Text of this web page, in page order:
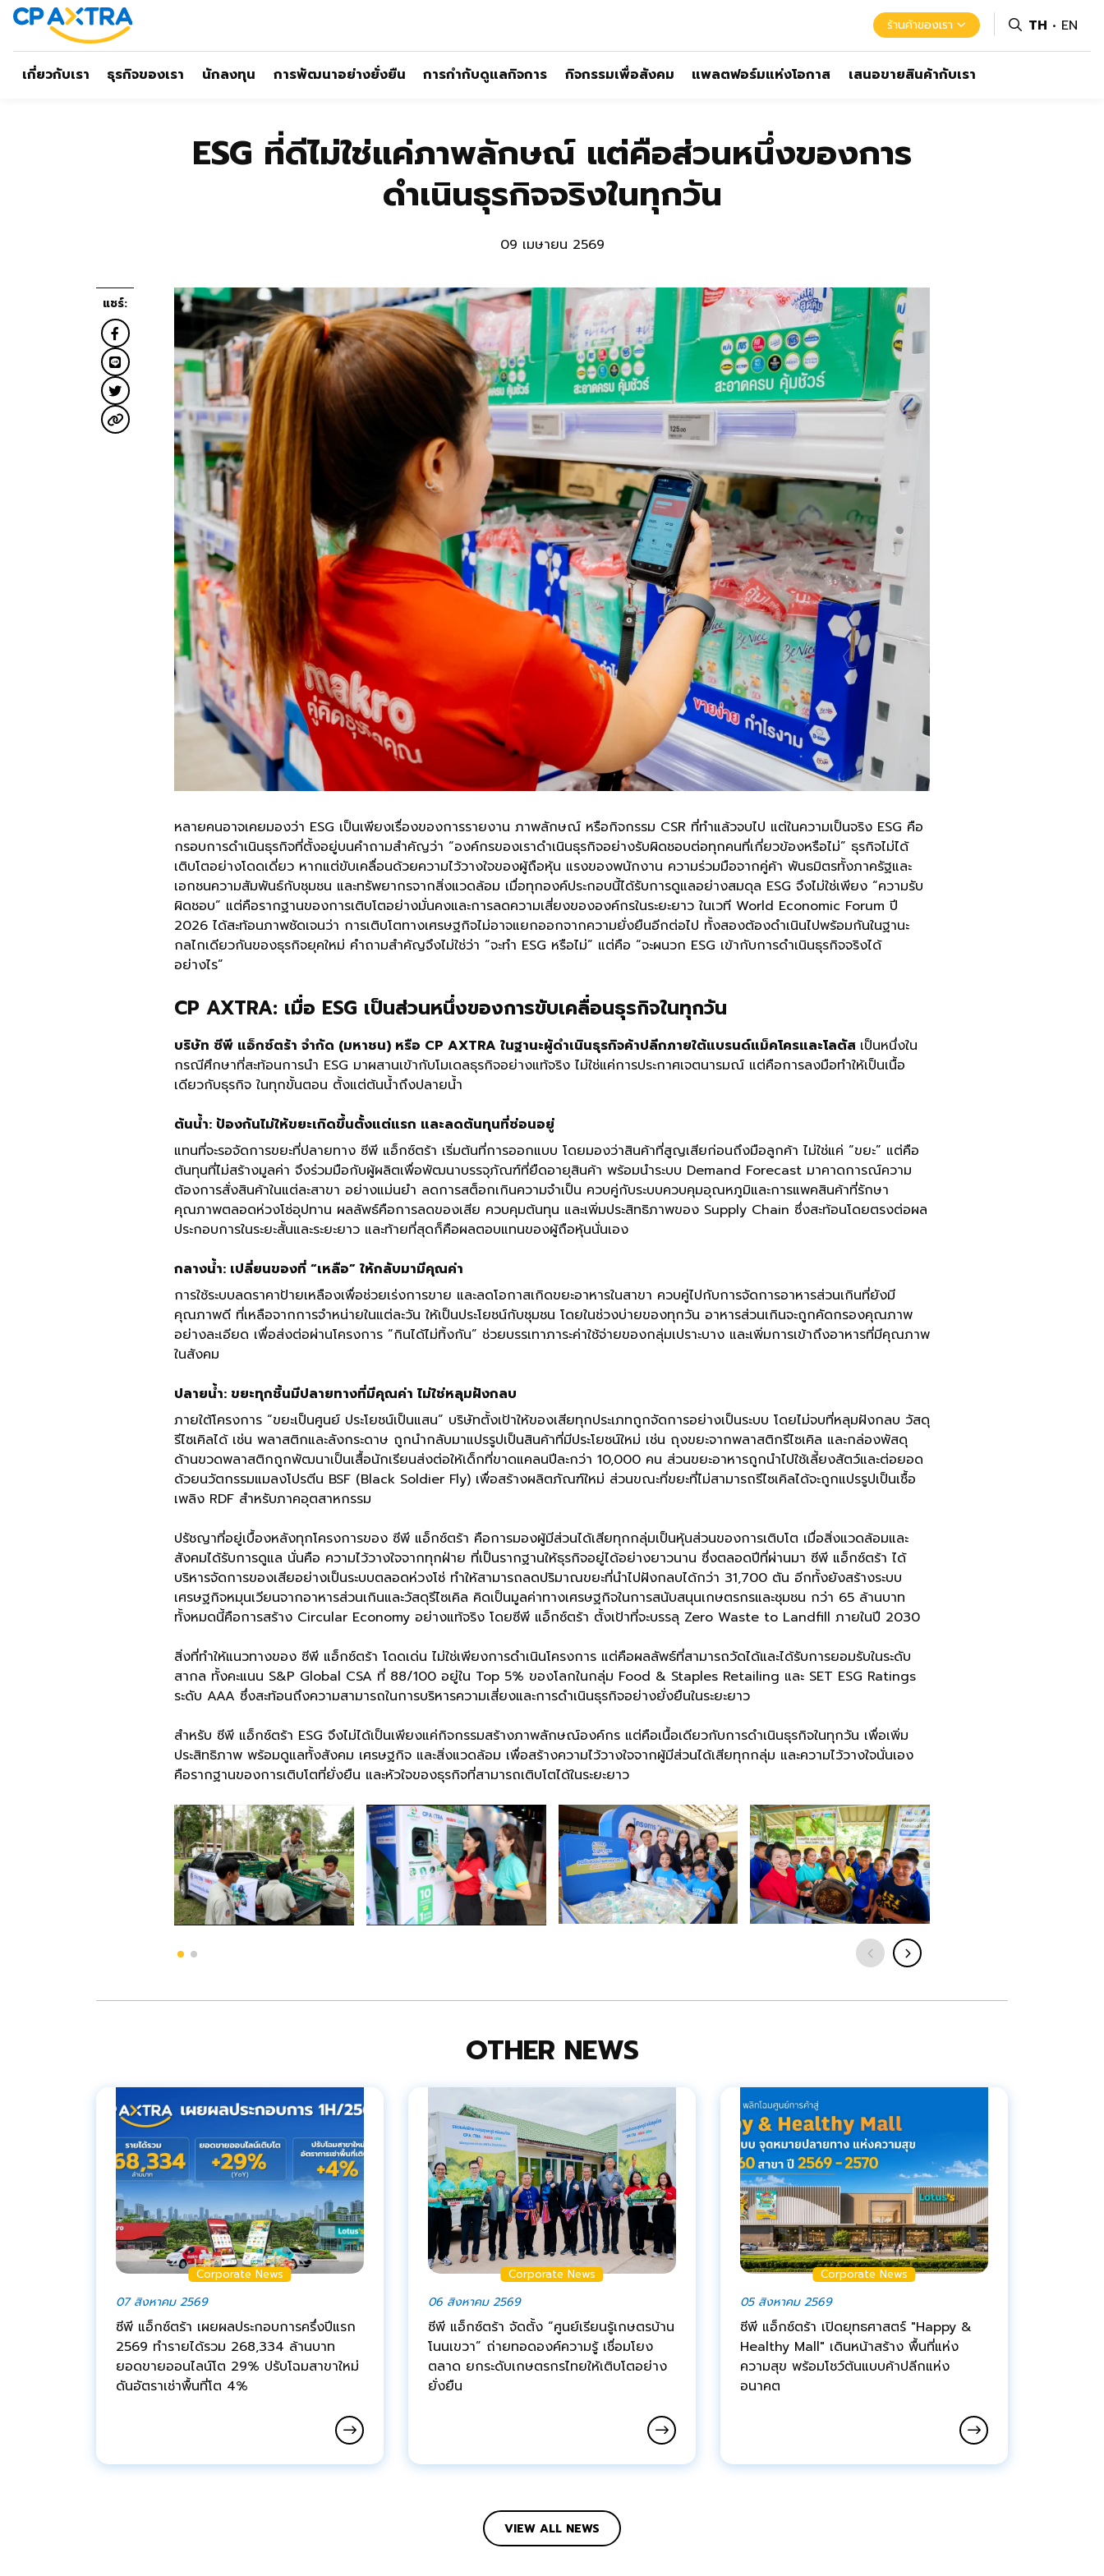
เกี่ยวกับเรา ธุรกิจของเรา นักลงทุน การพัฒนาอย่างยั่งยืน การกำกับดูแลกิจการ กิจกรรมเพื่อสังคม แพลตฟอร์มแห่งโอกาส เสนอขายสินค้ากับเรา
ร้านค้าของเรา TH EN
ESG ที่ดีไม่ใช่แค่ภาพลักษณ์ แต่คือส่วนหนึ่งของการ
ดำเนินธุรกิจจริงในทุกวัน
09 เมษายน 2569
หลายคนอาจเคยมองว่า ESG เป็นเพียงเรื่องของการรายงาน ภาพลักษณ์ หรือกิจกรรม CSR ที่ทำแล้วจบไป แต่ในความเป็นจริง ESG คือ
กรอบการดำเนินธุรกิจที่ตั้งอยู่บนคำถามสำคัญว่า “องค์กรของเราดำเนินธุรกิจอย่างรับผิดชอบต่อทุกคนที่เกี่ยวข้องหรือไม่” ธุรกิจไม่ได้
เติบโตอย่างโดดเดี่ยว หากแต่ขับเคลื่อนด้วยความไว้วางใจของผู้ถือหุ้น แรงของพนักงาน ความร่วมมือจากคู่ค้า พันธมิตรทั้งภาครัฐและ
เอกชนความสัมพันธ์กับชุมชน และทรัพยากรจากสิ่งแวดล้อม เมื่อทุกองค์ประกอบนี้ได้รับการดูแลอย่างสมดุล ESG จึงไม่ใช่เพียง “ความรับ
ผิดชอบ” แต่คือรากฐานของการเติบโตอย่างมั่นคงและการลดความเสี่ยงขององค์กรในระยะยาว ในเวที World Economic Forum ปี
2026 ได้สะท้อนภาพชัดเจนว่า การเติบโตทางเศรษฐกิจไม่อาจแยกออกจากความยั่งยืนอีกต่อไป ทั้งสองต้องดำเนินไปพร้อมกันในฐานะ
กลไกเดียวกันของธุรกิจยุคใหม่ คำถามสำคัญจึงไม่ใช่ว่า “จะทำ ESG หรือไม่” แต่คือ “จะผนวก ESG เข้ากับการดำเนินธุรกิจจริงได้
อย่างไร”
CP AXTRA: เมื่อ ESG เป็นส่วนหนึ่งของการขับเคลื่อนธุรกิจในทุกวัน
บริษัท ซีพี แอ็กซ์ตร้า จำกัด (มหาชน) หรือ CP AXTRA ในฐานะผู้ดำเนินธุรกิจค้าปลีกภายใต้แบรนด์แม็คโครและโลตัส เป็นหนึ่งใน
กรณีศึกษาที่สะท้อนการนำ ESG มาผสานเข้ากับโมเดลธุรกิจอย่างแท้จริง ไม่ใช่แค่การประกาศเจตนารมณ์ แต่คือการลงมือทำให้เป็นเนื้อ
เดียวกับธุรกิจ ในทุกขั้นตอน ตั้งแต่ต้นน้ำถึงปลายน้ำ
ต้นน้ำ: ป้องกันไม่ให้ขยะเกิดขึ้นตั้งแต่แรก และลดต้นทุนที่ซ่อนอยู่
แทนที่จะรอจัดการขยะที่ปลายทาง ซีพี แอ็กซ์ตร้า เริ่มต้นที่การออกแบบ โดยมองว่าสินค้าที่สูญเสียก่อนถึงมือลูกค้า ไม่ใช่แค่ “ขยะ” แต่คือ
ต้นทุนที่ไม่สร้างมูลค่า จึงร่วมมือกับผู้ผลิตเพื่อพัฒนาบรรจุภัณฑ์ที่ยืดอายุสินค้า พร้อมนำระบบ Demand Forecast มาคาดการณ์ความ
ต้องการสั่งสินค้าในแต่ละสาขา อย่างแม่นยำ ลดการสต็อกเกินความจำเป็น ควบคู่กับระบบควบคุมอุณหภูมิและการแพคสินค้าที่รักษา
คุณภาพตลอดห่วงโซ่อุปทาน ผลลัพธ์คือการลดของเสีย ควบคุมต้นทุน และเพิ่มประสิทธิภาพของ Supply Chain ซึ่งสะท้อนโดยตรงต่อผล
ประกอบการในระยะสั้นและระยะยาว และท้ายที่สุดก็คือผลตอบแทนของผู้ถือหุ้นนั่นเอง
กลางน้ำ: เปลี่ยนของที่ “เหลือ” ให้กลับมามีคุณค่า
การใช้ระบบลดราคาป้ายเหลืองเพื่อช่วยเร่งการขาย และลดโอกาสเกิดขยะอาหารในสาขา ควบคู่ไปกับการจัดการอาหารส่วนเกินที่ยังมี
คุณภาพดี ที่เหลือจากการจำหน่ายในแต่ละวัน ให้เป็นประโยชน์กับชุมชน โดยในช่วงบ่ายของทุกวัน อาหารส่วนเกินจะถูกคัดกรองคุณภาพ
อย่างละเอียด เพื่อส่งต่อผ่านโครงการ “กินได้ไม่ทิ้งกัน” ช่วยบรรเทาภาระค่าใช้จ่ายของกลุ่มเปราะบาง และเพิ่มการเข้าถึงอาหารที่มีคุณภาพ
ในสังคม
ปลายน้ำ: ขยะทุกชิ้นมีปลายทางที่มีคุณค่า ไม่ใช่หลุมฝังกลบ
ภายใต้โครงการ “ขยะเป็นศูนย์ ประโยชน์เป็นแสน” บริษัทตั้งเป้าให้ของเสียทุกประเภทถูกจัดการอย่างเป็นระบบ โดยไม่จบที่หลุมฝังกลบ วัสดุ
รีไซเคิลได้ เช่น พลาสติกและลังกระดาษ ถูกนำกลับมาแปรรูปเป็นสินค้าที่มีประโยชน์ใหม่ เช่น ถุงขยะจากพลาสติกรีไซเคิล และกล่องพัสดุ
ด้านขวดพลาสติกถูกพัฒนาเป็นเสื้อนักเรียนส่งต่อให้เด็กที่ขาดแคลนปีละกว่า 10,000 คน ส่วนขยะอาหารถูกนำไปใช้เลี้ยงสัตว์และต่อยอด
ด้วยนวัตกรรมแมลงโปรตีน BSF (Black Soldier Fly) เพื่อสร้างผลิตภัณฑ์ใหม่ ส่วนขณะที่ขยะที่ไม่สามารถรีไซเคิลได้จะถูกแปรรูปเป็นเชื้อ
เพลิง RDF สำหรับภาคอุตสาหกรรม
ปรัชญาที่อยู่เบื้องหลังทุกโครงการของ ซีพี แอ็กซ์ตร้า คือการมองผู้มีส่วนได้เสียทุกกลุ่มเป็นหุ้นส่วนของการเติบโต เมื่อสิ่งแวดล้อมและ
สังคมได้รับการดูแล นั่นคือ ความไว้วางใจจากทุกฝ่าย ที่เป็นรากฐานให้ธุรกิจอยู่ได้อย่างยาวนาน ซึ่งตลอดปีที่ผ่านมา ซีพี แอ็กซ์ตร้า ได้
บริหารจัดการของเสียอย่างเป็นระบบตลอดห่วงโซ่ ทำให้สามารถลดปริมาณขยะที่นำไปฝังกลบได้กว่า 31,700 ตัน อีกทั้งยังสร้างระบบ
เศรษฐกิจหมุนเวียนจากอาหารส่วนเกินและวัสดุรีไซเคิล คิดเป็นมูลค่าทางเศรษฐกิจในการสนับสนุนเกษตรกรและชุมชน กว่า 65 ล้านบาท
ทั้งหมดนี้คือการสร้าง Circular Economy อย่างแท้จริง โดยซีพี แอ็กซ์ตร้า ตั้งเป้าที่จะบรรลุ Zero Waste to Landfill ภายในปี 2030
สิ่งที่ทำให้แนวทางของ ซีพี แอ็กซ์ตร้า โดดเด่น ไม่ใช่เพียงการดำเนินโครงการ แต่คือผลลัพธ์ที่สามารถวัดได้และได้รับการยอมรับในระดับ
สากล ทั้งคะแนน S&P Global CSA ที่ 88/100 อยู่ใน Top 5% ของโลกในกลุ่ม Food & Staples Retailing และ SET ESG Ratings
ระดับ AAA ซึ่งสะท้อนถึงความสามารถในการบริหารความเสี่ยงและการดำเนินธุรกิจอย่างยั่งยืนในระยะยาว
สำหรับ ซีพี แอ็กซ์ตร้า ESG จึงไม่ได้เป็นเพียงแค่กิจกรรมสร้างภาพลักษณ์องค์กร แต่คือเนื้อเดียวกับการดำเนินธุรกิจในทุกวัน เพื่อเพิ่ม
ประสิทธิภาพ พร้อมดูแลทั้งสังคม เศรษฐกิจ และสิ่งแวดล้อม เพื่อสร้างความไว้วางใจจากผู้มีส่วนได้เสียทุกกลุ่ม และความไว้วางใจนั่นเอง
คือรากฐานของการเติบโตที่ยั่งยืน และหัวใจของธุรกิจที่สามารถเติบโตได้ในระยะยาว
แชร์:
OTHER NEWS
Corporate News
07 สิงหาคม 2569
ซีพี แอ็กซ์ตร้า เผยผลประกอบการครึ่งปีแรก
2569 ทำรายได้รวม 268,334 ล้านบาท
ยอดขายออนไลน์โต 29% ปรับโฉมสาขาใหม่
ดันอัตราเช่าพื้นที่โต 4%
Corporate News
06 สิงหาคม 2569
ซีพี แอ็กซ์ตร้า จัดตั้ง “ศูนย์เรียนรู้เกษตรบ้าน
โนนเขวา” ถ่ายทอดองค์ความรู้ เชื่อมโยง
ตลาด ยกระดับเกษตรกรไทยให้เติบโตอย่าง
ยั่งยืน
Corporate News
05 สิงหาคม 2569
ซีพี แอ็กซ์ตร้า เปิดยุทธศาสตร์ "Happy &
Healthy Mall" เดินหน้าสร้าง พื้นที่แห่ง
ความสุข พร้อมโชว์ต้นแบบค้าปลีกแห่ง
อนาคต
VIEW ALL NEWS